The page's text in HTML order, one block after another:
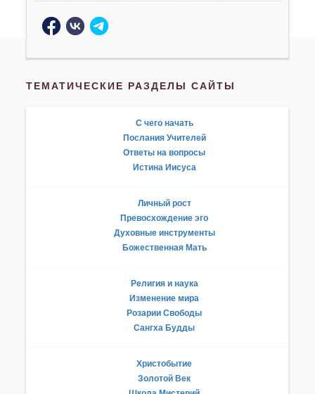
ТЕМАТИЧЕСКИЕ РАЗДЕЛЫ САЙТЫ
С чего начать
Послания Учителей
Ответы на вопросы
Истина Иисуса
Личный рост
Превосхождение эго
Духовные инструменты
Божественная Мать
Религия и наука
Изменение мира
Розарии Свободы
Сангха Будды
Христобытие
Золотой Век